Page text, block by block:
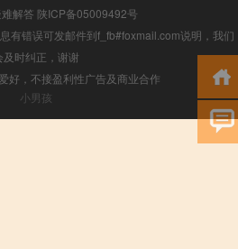
解答 陕ICP备05009492号
有错误可发邮件到f_fb#foxmail.com说明，我们
及时纠正，谢谢
好，不接盈利性广告及商业合作
小男孩